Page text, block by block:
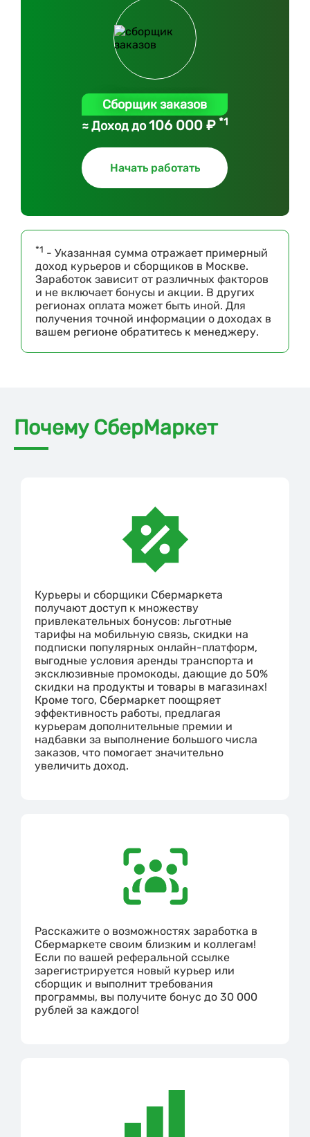
Сборщик заказов
≈ Доход до106 000 ₽ *1
Начать работать
*1 - Указанная сумма отражает примерный
доход курьеров и сборщиков в Москве.
Заработок зависит от различных факторов
и не включает бонусы и акции. В других
регионах оплата может быть иной. Для
получения точной информации о доходах в
вашем регионе обратитесь к менеджеру.
Почему СберМаркет
Курьеры и сборщики Сбермаркета
получают доступ к множеству
привлекательных бонусов: льготные
тарифы на мобильную связь, скидки на
подписки популярных онлайн-платформ,
выгодные условия аренды транспорта и
эксклюзивные промокоды, дающие до 50%
скидки на продукты и товары в магазинах!
Кроме того, Сбермаркет поощряет
эффективность работы, предлагая
курьерам дополнительные премии и
надбавки за выполнение большого числа
заказов, что помогает значительно
увеличить доход.
Расскажите о возможностях заработка в
Сбермаркете своим близким и коллегам!
Если по вашей реферальной ссылке
зарегистрируется новый курьер или
сборщик и выполнит требования
программы, вы получите бонус до 30 000
рублей за каждого!